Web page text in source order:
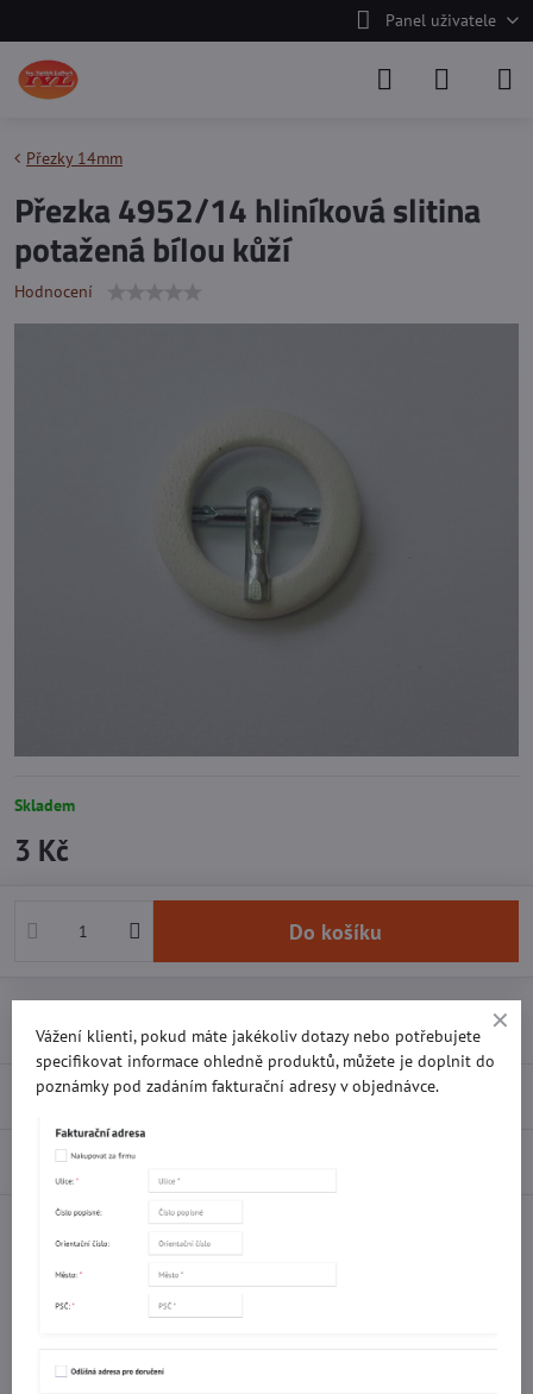
Panel uživatele
Přezky 14mm
Přezka 4952/14 hliníková slitina
potažená bílou kůží
Hodnocení
Skladem
3 Kč
Do košíku
Recenze 0
Diskuse 0
Facebook TwitterBluesky
Potřebujete poradit s objednávkou?
Vážení klienti, pokud máte jakékoliv dotazy nebo potřebujete
specifikovat informace ohledně produktů, můžete je doplnit do
poznámky pod zadáním fakturační adresy v objednávce.